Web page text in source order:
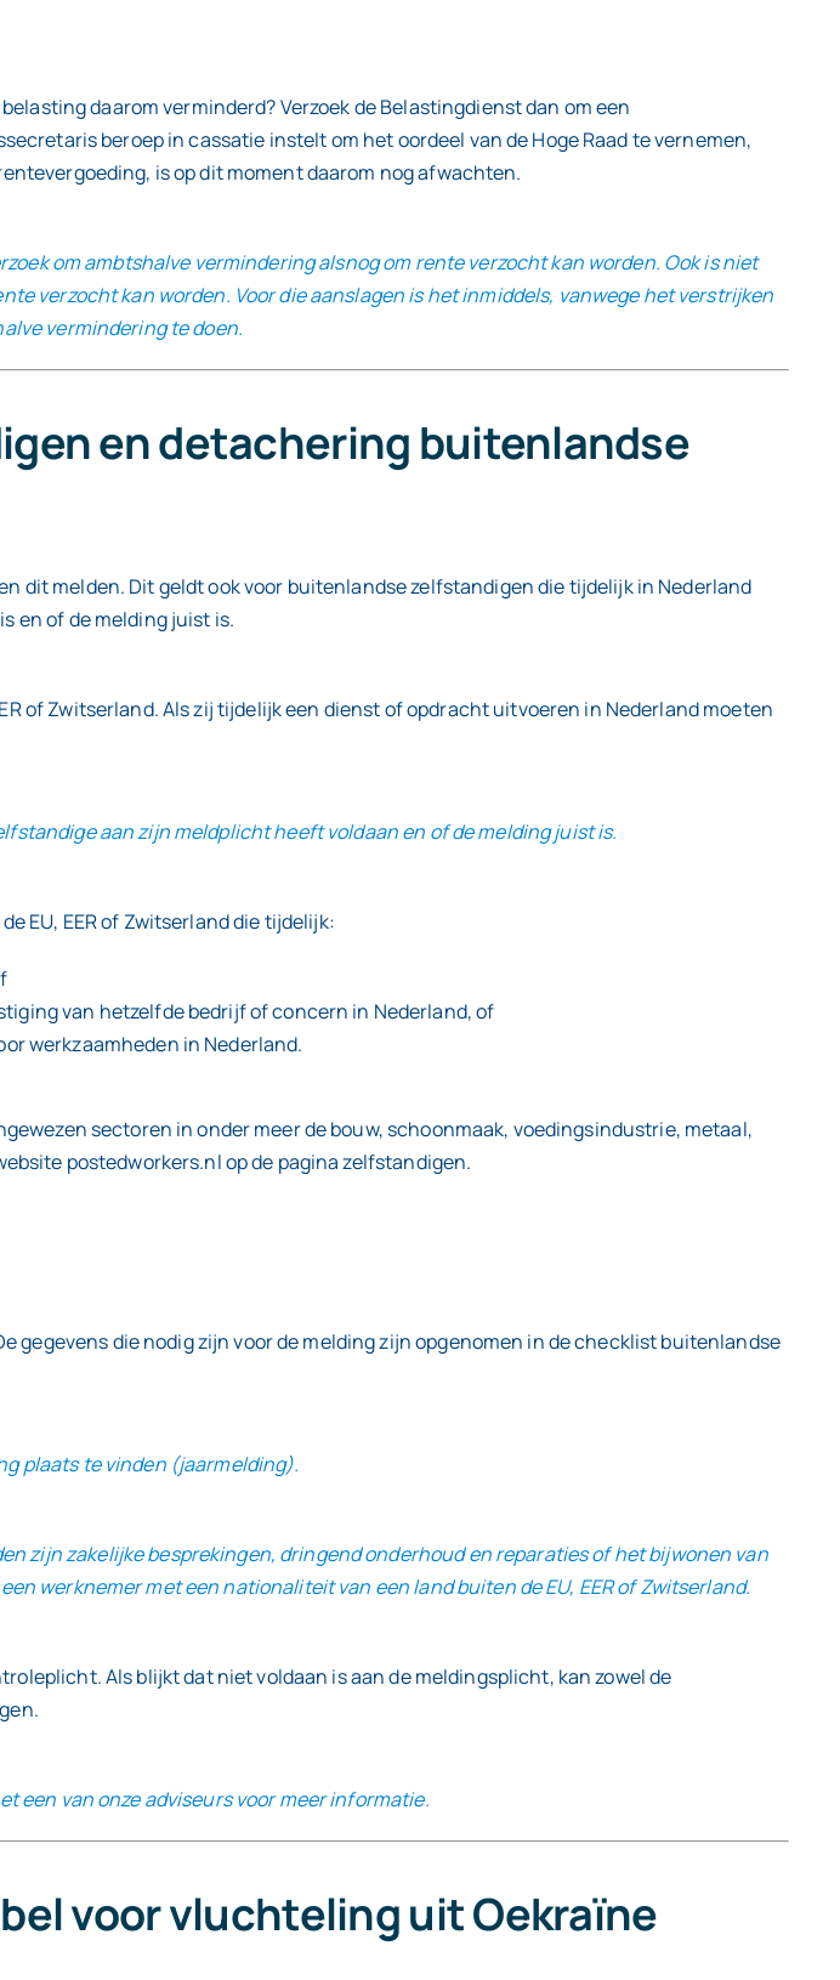
daarom verminderd? Verzoek de Belastingdienst dan om een
beroep in cassatie instelt om het oordeel van de Hoge Raad te vernemen,
is op dit moment daarom nog afwachten.
om ambtshalve vermindering alsnog om rente verzocht kan worden. Ook is niet
verzocht kan worden. Voor die aanslagen is het inmiddels, vanwege het verstrijken
vermindering te doen.
en detachering buitenlandse
dit melden. Dit geldt ook voor buitenlandse zelfstandigen die tijdelijk in Nederland
en of de melding juist is.
of Zwitserland. Als zij tijdelijk een dienst of opdracht uitvoeren in Nederland moeten
aan zijn meldplicht heeft voldaan en of de melding juist is.
EU, EER of Zwitserland die tijdelijk:
van hetzelfde bedrijf of concern in Nederland, of
werkzaamheden in Nederland.
sectoren in onder meer de bouw, schoonmaak, voedingsindustrie, metaal,
postedworkers.nl op de pagina zelfstandigen.
gegevens die nodig zijn voor de melding zijn opgenomen in de checklist buitenlandse
plaats te vinden (jaarmelding).
zijn zakelijke besprekingen, dringend onderhoud en reparaties of het bijwonen van
werknemer met een nationaliteit van een land buiten de EU, EER of Zwitserland.
Als blijkt dat niet voldaan is aan de meldingsplicht, kan zowel de
een van onze adviseurs voor meer informatie.
voor vluchteling uit Oekraïne